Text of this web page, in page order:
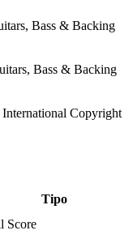
Copyright
Tipo
Score